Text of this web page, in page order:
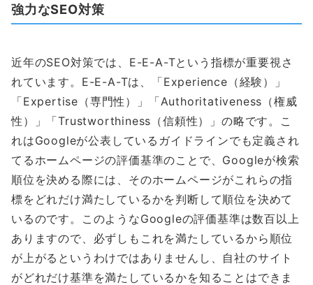
強力なSEO対策
近年のSEO対策では、E-E-A-Tという指標が重要視さ
れています。E-E-A-Tは、「Experience（経験）」
「Expertise（専門性）」「Authoritativeness（権威
性）」「Trustworthiness（信頼性）」の略です。こ
れはGoogleが公表しているガイドラインでも定義され
てるホームページの評価基準のことで、Googleが検索
順位を決める際には、そのホームページがこれらの指
標をどれだけ満たしているかを判断して順位を決めて
いるのです。このようなGoogleの評価基準は数百以上
ありますので、必ずしもこれを満たしているから順位
が上がるというわけではありませんし、自社のサイト
がどれだけ基準を満たしているかを知ることはできま